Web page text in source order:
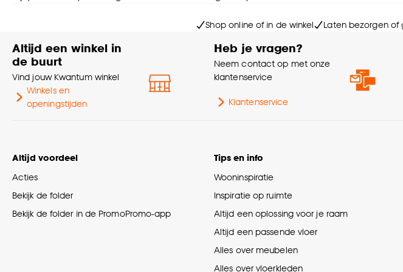
Shop online of in de winkel Laten bezorgen of
Altijd een winkel in
de buurt
Vind jouw Kwantum winkel
Winkels en
openingstijden
Heb je vragen?
Neem contact op met onze
klantenservice
Klantenservice
Altijd voordeel
Acties
Bekijk de folder
Bekijk de folder in de PromoPromo-app
Tips en info
Wooninspiratie
Inspiratie op ruimte
Altijd een oplossing voor je raam
Altijd een passende vloer
Alles over meubelen
Alles over vloerkleden